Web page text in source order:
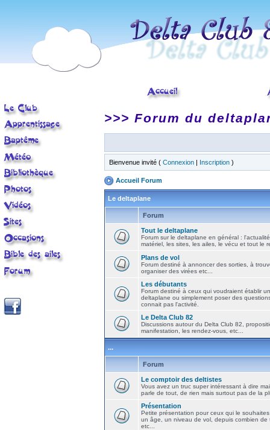
>>> Forum du
Bienvenue invité ( Connexion | Inscription )
Accueil Forum
Le deltaplane
Forum
Tout le deltaplane
Forum sur le deltaplane en général :
matériel, les sites, les ailes, le vécu et tout le
Plans de vol
Forum destiné à annoncer des sorties, à
organiser des virées etc...
Les débutants
Forum destiné à ceux qui voudraient établir
deltaplane ou simplement poser des
connait pas l'activité.
Le Delta Club 82
Discussions autour du Delta Club 82,
manifestation, les rendez-vous, etc...
...
Forum
Le comptoir des deltistes
Vous avez un truc super intéressant à dire
parle de tout, de rien mais surtout pas de la
Présentation
Petite présentation pour ceux qui le
un âge, un niveau de vol, depuis combien de
etc...